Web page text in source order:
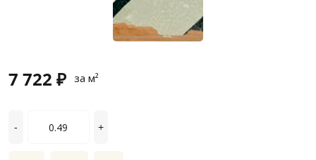
7 722 ₽ за м²
- +